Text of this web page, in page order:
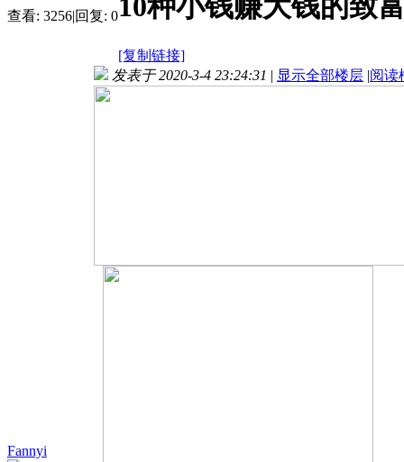
查看: 3256|回复: 010种小钱赚大钱的致
[复制链接]
Fannyi
发表于 2020-3-4 23:24:31 | 显示全部楼层 |阅读